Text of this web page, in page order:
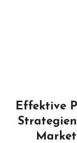
Effektive